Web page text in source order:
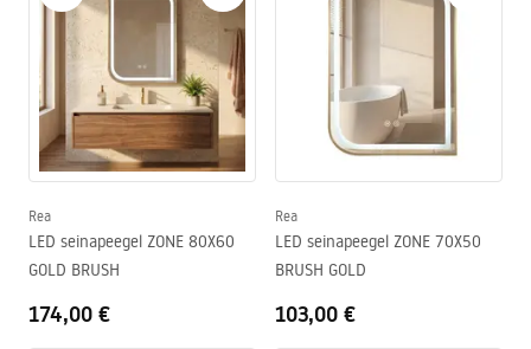
Rea
LED seinapeegel ZONE 80X60
GOLD BRUSH
174,00 €
Rea
LED seinapeegel ZONE 70X50
BRUSH GOLD
103,00 €